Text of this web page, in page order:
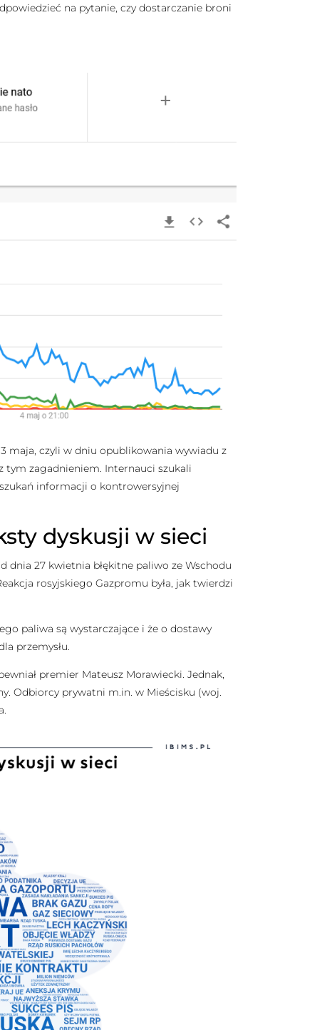
na pytanie, czy dostarczanie broni
maja, czyli w dniu opublikowania wywiadu z
tym zagadnieniem. Internauci szukali
informacji o kontrowersyjnej
dyskusji w sieci
27 kwietnia błękitne paliwo ze Wschodu
rosyjskiego Gazpromu była, jak twierdzi
paliwa są wystarczające i że o dostawy
przemysłu.
premier Mateusz Morawiecki. Jednak,
Odbiorcy prywatni m.in. w Mieścisku (woj.